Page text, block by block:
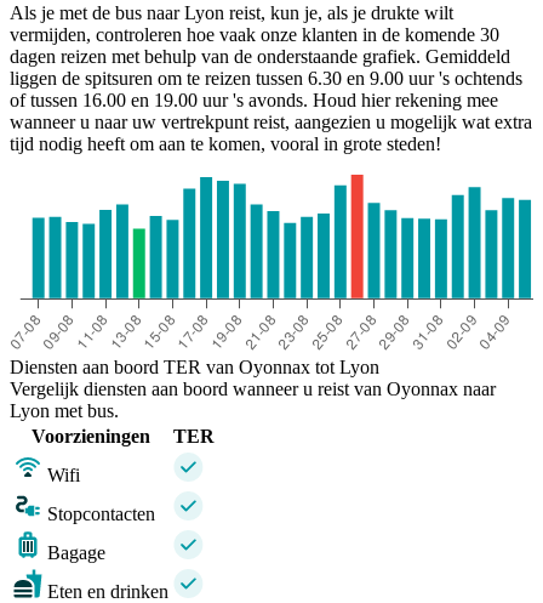
Als je met de bus naar Lyon reist, kun je, als je drukte wilt
vermijden, controleren hoe vaak onze klanten in de komende 30
dagen reizen met behulp van de onderstaande grafiek. Gemiddeld
liggen de spitsuren om te reizen tussen 6.30 en 9.00 uur 's ochtends
of tussen 16.00 en 19.00 uur 's avonds. Houd hier rekening mee
wanneer u naar uw vertrekpunt reist, aangezien u mogelijk wat extra
tijd nodig heeft om aan te komen, vooral in grote steden!
Diensten aan boord TER van Oyonnax tot Lyon
Vergelijk diensten aan boord wanneer u reist van Oyonnax naar
Lyon met bus.
Voorzieningen
TER
Wifi
Stopcontacten
Bagage
Eten en drinken